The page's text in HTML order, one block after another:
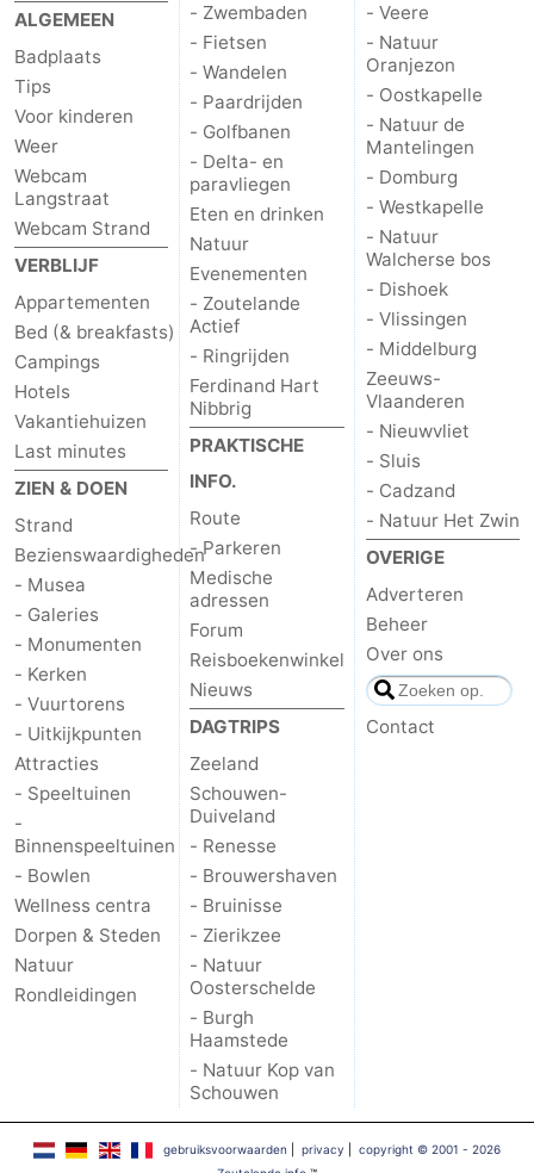
Musea
-
Galeries
-
Monumenten
-
Kerken
-
Vuurtorens
-
Uitkijkpunten
Attracties
-
Speeltuinen
-
Binnenspeeltuinen
-
centra
Dorpen
&
Steden
Natuur
Rondleidingen
Sporten
Zwembaden
-
Fietsen
Wandelen
-
Paardrijden
-
en
en
Evenementen
ALGEMEEN
Badplaats
Tips
Voor kinderen
Weer
Webcam
Langstraat
Webcam Strand
VERBLIJF
Appartementen
Bed (& breakfasts)
Campings
Hotels
Vakantiehuizen
Last minutes
ZIEN & DOEN
Strand
Bezienswaardigheden
- Musea
- Galeries
- Monumenten
- Kerken
- Vuurtorens
- Uitkijkpunten
Attracties
- Speeltuinen
-
Binnenspeeltuinen
- Bowlen
Wellness centra
Dorpen & Steden
Natuur
Rondleidingen
- Zwembaden
- Fietsen
- Wandelen
- Paardrijden
- Golfbanen
- Delta- en
paravliegen
Eten en drinken
Natuur
Evenementen
- Zoutelande
Actief
- Ringrijden
Ferdinand Hart
Nibbrig
PRAKTISCHE
INFO.
Route
- Parkeren
Medische
adressen
Forum
Reisboekenwinkel
Nieuws
DAGTRIPS
Zeeland
Schouwen-
Duiveland
- Renesse
- Brouwershaven
- Bruinisse
- Zierikzee
- Natuur
Oosterschelde
- Burgh
Haamstede
- Natuur Kop van
Schouwen
- Veere
- Natuur
Oranjezon
- Oostkapelle
- Natuur de
Mantelingen
- Domburg
- Westkapelle
- Natuur
Walcherse bos
- Dishoek
- Vlissingen
- Middelburg
Zeeuws-
Vlaanderen
- Nieuwvliet
- Sluis
- Cadzand
- Natuur Het Zwin
OVERIGE
Adverteren
Beheer
Over ons
Contact
gebruiksvoorwaarden privacy
copyright © 2001 - 2026